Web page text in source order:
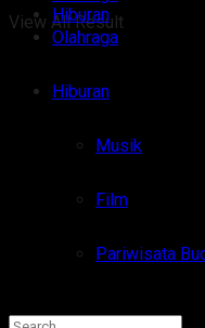
Olahraga
Hiburan
Musik
Film
Pariwisata
View All Result
Hiburan